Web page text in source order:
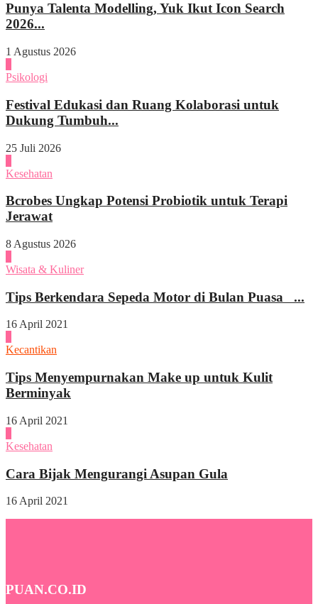
Punya Talenta Modelling, Yuk Ikut Icon Search
2026...
1 Agustus 2026
Psikologi
Festival Edukasi dan Ruang Kolaborasi untuk
Dukung Tumbuh...
25 Juli 2026
Kesehatan
Bcrobes Ungkap Potensi Probiotik untuk Terapi
Jerawat
8 Agustus 2026
Wisata & Kuliner
Tips Berkendara Sepeda Motor di Bulan Puasa ...
16 April 2021
Kecantikan
Tips Menyempurnakan Make up untuk Kulit
Berminyak
16 April 2021
Kesehatan
Cara Bijak Mengurangi Asupan Gula
16 April 2021
PUAN.CO.ID